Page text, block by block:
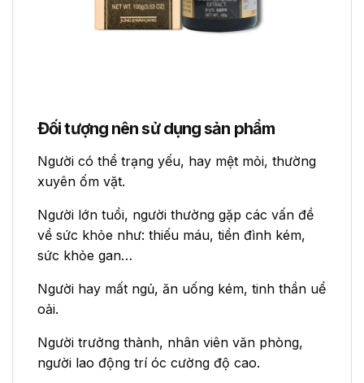
Đối tượng nên sử dụng sản phẩm
Người có thể trạng yếu, hay mệt mỏi, thường
xuyên ốm vặt.
Người lớn tuổi, người thường gặp các vấn đề
về sức khỏe như: thiếu máu, tiền đình kém,
sức khỏe gan…
Người hay mất ngủ, ăn uống kém, tinh thần uể
oải.
Người trưởng thành, nhân viên văn phòng,
người lao động trí óc cường độ cao.